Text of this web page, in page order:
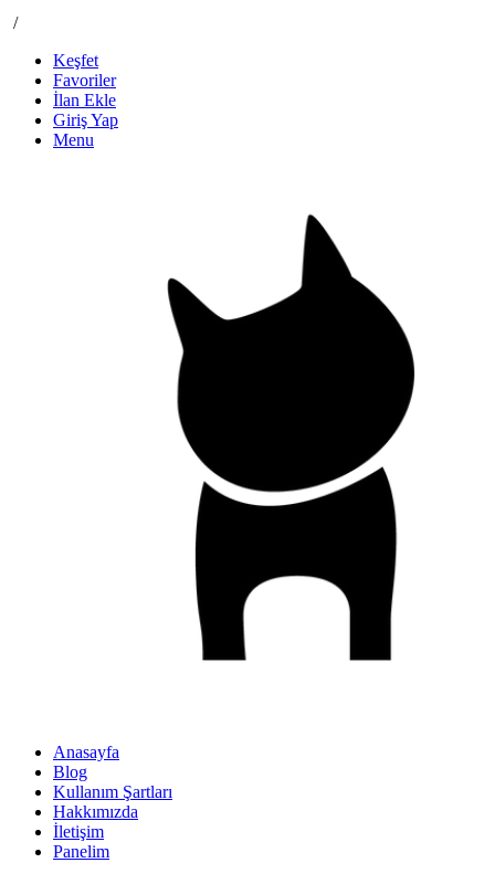
/
Keşfet
Favoriler
İlan Ekle
Giriş Yap
Menu
Anasayfa
Blog
Kullanım Şartları
Hakkımızda
İletişim
Panelim